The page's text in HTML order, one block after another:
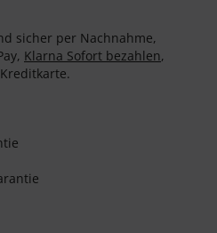
sicher per Nachnahme,
Klarna Sofort bezahlen,